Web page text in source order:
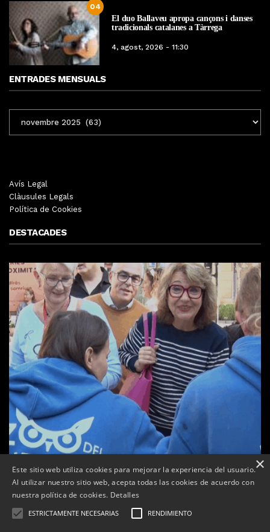
04
El duo Ballaveu apropa cançons i danses
tradicionals catalanes a Tàrrega
4, agost, 2026 - 11:30
ENTRADES MENSUALS
MENSUALS
Avís Legal
Clàusules Legals
Política de Cookies
DESTACADES
Tàrrega celebra la 25a Fira del Medi Ambient
Per Tàrrega Televisió 18, octubre, 2025 - 12:26
×
Este sitio web utiliza cookies para mejorar la experiencia del usuario.
Al utilizar nuestro sitio web, acepta todas las cookies de acuerdo con
nuestra política de cookies. Detalles
ESTRICTAMENTE NECESARIAS RENDIMIENTO